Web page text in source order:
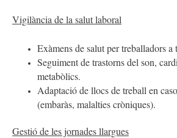
Vigilància de la salut laboral
Exàmens de salut per treballadors a
Seguiment de trastorns del son,
metabòlics.
Adaptació de llocs de treball en
(embaràs, malalties cròniques).
Gestió de les jornades llargues